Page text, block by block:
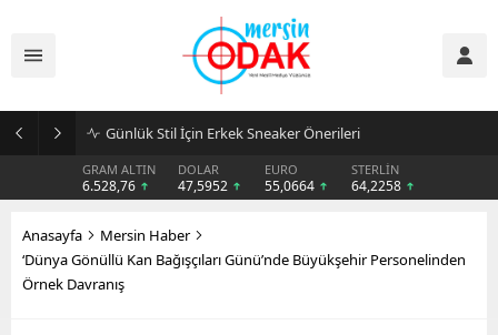
Günlük Stil İçin Erkek Sneaker Önerileri
GRAM ALTIN
6.528,76
DOLAR
47,5952
EURO
55,0664
STERLİN
64,2258
Anasayfa
Mersin Haber
‘Dünya Gönüllü Kan Bağışçıları Günü’nde Büyükşehir Personelinden
Örnek Davranış